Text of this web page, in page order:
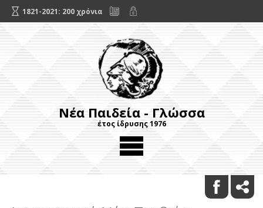
1821-2021: 200 χρόνια
Νέα Παιδεία - Γλώσσα
έτος ίδρυσης 1976